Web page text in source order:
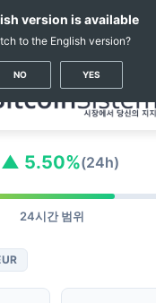
시세 (CRO)
CRO 가격 #40
▲ 5.50%(24h)
24시간 범위
version is available
to the English version?
NO YES